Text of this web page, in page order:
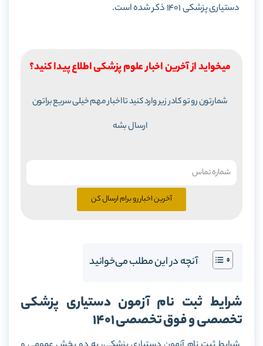
دستیاری پزشکی 1401 ذکر شده است.
میخواید از آخرین اخبار علوم پزشکی اطلاع پیدا کنید؟
شمارتون رو تو کادر زیر وارد کنید تا اخبار مهم خیلی سریع براتون
ارسال بشه
آخرین اخبار رو برام ارسال کن
آنچه در این مطلب می‌خوانید
شرایط ثبت نام آزمون دستیاری پزشکی
تخصصی و فوق تخصصی 1401